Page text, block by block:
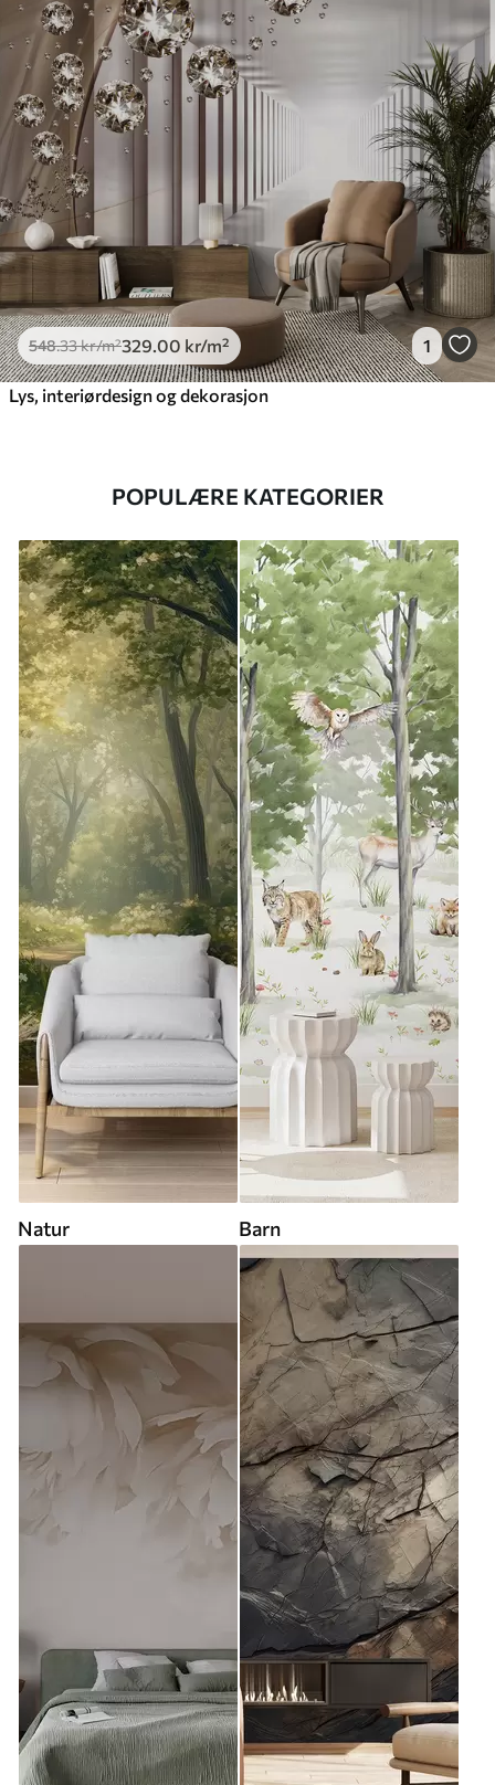
548.33kr/m²329 .00 kr/m² 1
Lys, interiørdesign og dekorasjon
POPULÆRE KATEGORIER
Natur Barn